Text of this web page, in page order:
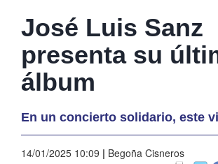
José Luis Sanz
presenta su
álbum
En un concierto solidario, este
14/01/2025 10:09 | Begoña Cisneros